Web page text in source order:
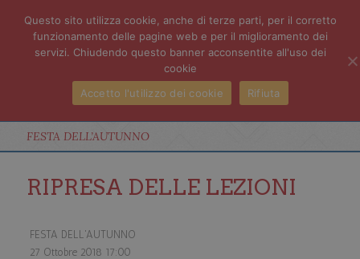
FESTA DELL’AUTUNNO
RIPRESA DELLE LEZIONI
FESTA DELL'AUTUNNO
27 Ottobre 2018 17:00
Questo sito utilizza cookie, anche di terze parti, per il corretto
funzionamento delle pagine web e per il miglioramento dei
servizi. Chiudendo questo banner acconsentite all'uso dei
cookie
Accetto l'utilizzo dei cookie
Rifiuta